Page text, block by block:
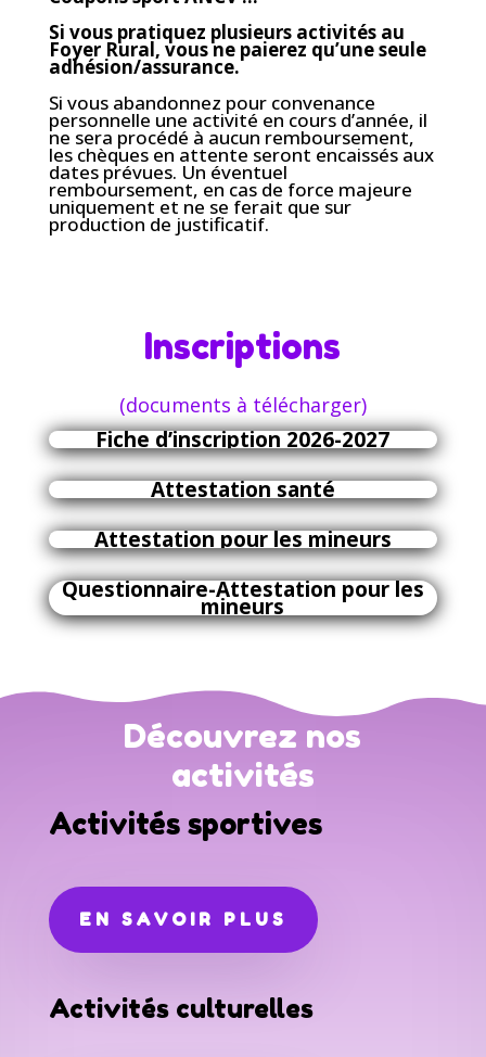
Si vous pratiquez plusieurs activités au
Foyer Rural, vous ne paierez qu’une seule
adhésion/assurance.
Si vous abandonnez pour convenance
personnelle une activité en cours d’année, il
ne sera procédé à aucun remboursement,
les chèques en attente seront encaissés aux
dates prévues. Un éventuel
remboursement, en cas de force majeure
uniquement et ne se ferait que sur
production de justificatif.
Inscriptions
(documents à télécharger)
Fiche d’inscription 2026-2027
Attestationsanté
Attestation pour les mineurs
Questionnaire-Attestation pour les
mineurs
Découvrez nos
activités
Activités sportives
EN SAVOIR PLUS
Activités culturelles